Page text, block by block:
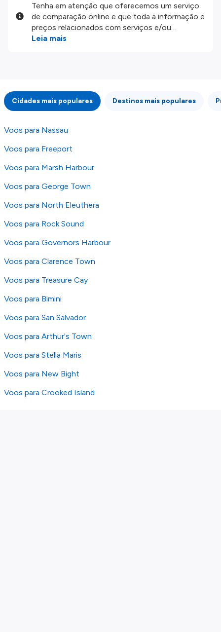
Tenha em atenção que oferecemos um serviço
de comparação online e que toda a informação e
preços relacionados com serviços e/ou
produtos disponíveis no nosso website são
integridade ou pela precisão da informação
publicada, por isso verifique com atenção todas
as condições no website do parceiro antes de
fazer uma reserva. Para mais detalhes verifique
os nossos
Leia mais
Cidades mais populares Destinos mais populares
Voos para Nassau
Voos para Freeport
Voos para Marsh Harbour
Voos para George Town
Voos para North Eleuthera
Voos para Rock Sound
Voos para Governors Harbour
Voos para Clarence Town
Voos para Treasure Cay
Voos para Bimini
Voos para San Salvador
Voos para Arthur's Town
Voos para Stella Maris
Voos para New Bight
Voos para Crooked Island